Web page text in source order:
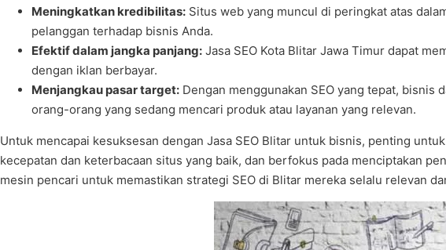
Meningkatkan kredibilitas: Situs web yang muncul di peringkat atas
pelanggan terhadap bisnis Anda.
Efektif dalam jangka panjang: Jasa SEO Kota Blitar Jawa Timur dapat
dengan iklan berbayar.
Menjangkau pasar target: Dengan menggunakan SEO yang tepat,
orang-orang yang sedang mencari produk atau layanan yang relevan.
Untuk mencapai kesuksesan dengan Jasa SEO Blitar untuk bisnis, penting
kecepatan dan keterbacaan situs yang baik, dan berfokus pada menciptakan
mesin pencari untuk memastikan strategi SEO di Blitar mereka selalu relevan